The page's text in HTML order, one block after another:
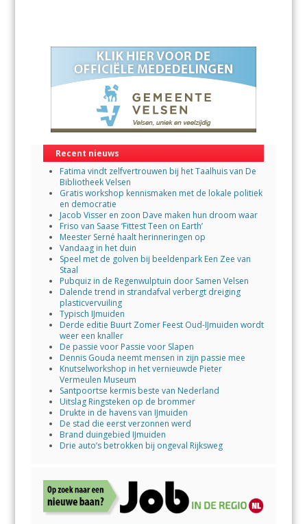
Recent nieuws
Fatima vindt zelfvertrouwen bij het Taalhuis van De
Bibliotheek Velsen
Gratis workshop kennismaken met de lokale politiek
en democratie
Jacob Visser en zoon Dave maken hun droom waar
Friso van Saase ‘Fittest Teen on Earth’
Meester Serné haalt herinneringen op
Vandaag in het duin
Speel met de golven bij beeldenpark Een Zee van
Staal
Pubquiz in de Regenwulptuin door Samen Velsen
Dalende trend in strandafval verbergt dreiging
plasticvervuiling
Typisch IJmuiden
Derde editie Buurt Zomer Feest Oud-IJmuiden wordt
weer een knaller
De passie voor Passie voor Slapen
Dennis Gouda neemt mensen in zijn passie mee
Knutselworkshop in het vernieuwde Pieter
Vermeulen Museum
Santpoortse kermis beste van Nederland
Uitslag Ringsteken op de brommer
Drukte in de havens van IJmuiden
De stad die eerst verzonnen werd
Brand duingebied IJmuiden
Drie auto’s betrokken bij ongeval Rijksweg